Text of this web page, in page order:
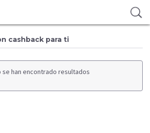
cashback para ti
se han encontrado resultados